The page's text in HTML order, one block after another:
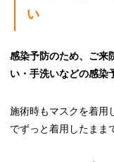
い
感染予防のため、ご来
い・手洗いなどの感染
施術時もマスクを着用
でずっと着用したまま